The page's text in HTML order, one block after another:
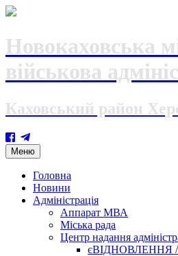
Новокаховська
військова
Каховський район
Меню Skip
to
content
Головна
Новини
Адміністрація
Аппарат МВА
Міська рада
Центр надання